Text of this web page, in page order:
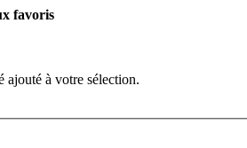
favoris
ajouté à votre sélection.